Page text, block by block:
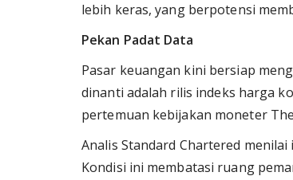
lebih keras, yang berpotensi
Pekan Padat Data
Pasar keuangan kini bersiap
dinanti adalah rilis indeks harga
pertemuan kebijakan moneter
Analis Standard Chartered menilai
Kondisi ini membatasi ruang